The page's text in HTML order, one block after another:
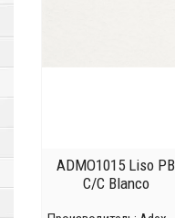
ADMO1015 Liso PB
C/C Blanco